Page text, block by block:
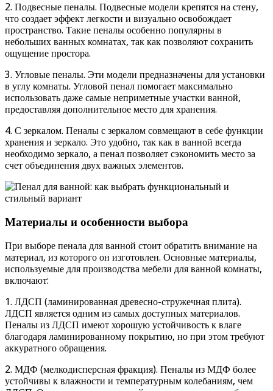
2. Подвесные пеналы. Подвесные модели крепятся на стену,
что создает эффект легкости и визуально освобождает
пространство. Такие пеналы особенно популярны в
небольших ванных комнатах, так как позволяют сохранить
ощущение простора.
3. Угловые пеналы. Эти модели предназначены для установки
в углу комнаты. Угловой пенал помогает максимально
использовать даже самые неприметные участки ванной,
предоставляя дополнительное место для хранения.
4. С зеркалом. Пеналы с зеркалом совмещают в себе функции
хранения и зеркало. Это удобно, так как в ванной всегда
необходимо зеркало, а пенал позволяет сэкономить место за
счет объединения двух важных элементов.
Материалы и особенности выбора
При выборе пенала для ванной стоит обратить внимание на
материал, из которого он изготовлен. Основные материалы,
используемые для производства мебели для ванной комнаты,
включают:
1. ЛДСП (ламинированная древесно-стружечная плита).
ЛДСП является одним из самых доступных материалов.
Пеналы из ЛДСП имеют хорошую устойчивость к влаге
благодаря ламинированному покрытию, но при этом требуют
аккуратного обращения.
2. МДФ (мелкодисперсная фракция). Пеналы из МДФ более
устойчивы к влажности и температурным колебаниям, чем